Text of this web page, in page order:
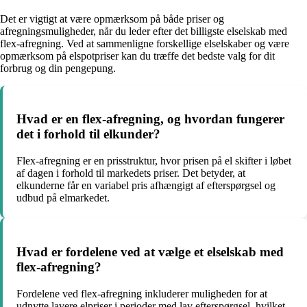
Det er vigtigt at være opmærksom på både priser og
afregningsmuligheder, når du leder efter det billigste elselskab med
flex-afregning. Ved at sammenligne forskellige elselskaber og være
opmærksom på elspotpriser kan du træffe det bedste valg for dit
forbrug og din pengepung.
Hvad er en flex-afregning, og hvordan fungerer
det i forhold til elkunder?
Flex-afregning er en prisstruktur, hvor prisen på el skifter i løbet
af dagen i forhold til markedets priser. Det betyder, at
elkunderne får en variabel pris afhængigt af efterspørgsel og
udbud på elmarkedet.
Hvad er fordelene ved at vælge et elselskab med
flex-afregning?
Fordelene ved flex-afregning inkluderer muligheden for at